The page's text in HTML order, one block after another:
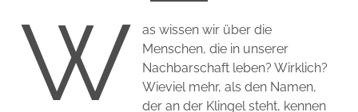
W
as wissen wir über die
Menschen, die in unserer
Nachbarschaft leben? Wirklich?
Wieviel mehr, als den Namen,
der an der Klingel steht, kennen